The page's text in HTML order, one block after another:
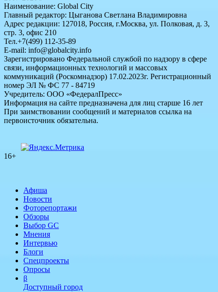
Наименование: Global City
Главный редактор: Цыганова Светлана Владимировна
Адрес редакции: 127018, Россия, г.Москва, ул. Полковая, д. 3,
стр. 3, офис 210
Тел.+7(499) 112-35-89
E-mail: info@globalcity.info
Зарегистрировано Федеральной службой по надзору в сфере
связи, информационных технологий и массовых
коммуникаций (Роскомнадзор) 17.02.2023г. Регистрационный
номер ЭЛ № ФС 77 - 84719
Учредитель: ООО «ФедералПресс»
Информация на сайте предназначена для лиц старше 16 лет
При заимствовании сообщений и материалов ссылка на
первоисточник обязательна.
16+
Афиша
Новости
Фоторепортажи
Обзоры
Выбор GC
Мнения
Интервью
Блоги
Спецпроекты
Опросы
β
Доступный город